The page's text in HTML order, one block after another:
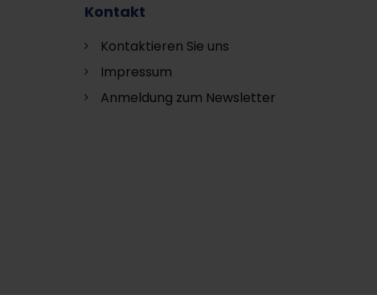
Kontakt
Kontaktieren Sie uns
Impressum
Anmeldung zum Newsletter